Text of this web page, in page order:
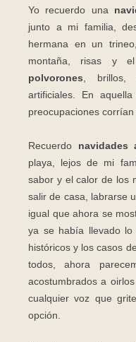
Yo recuerdo una
junto a mi familia,
hermana en un
montaña, risas y
polvorones , brillos,
artificiales. En
preocupaciones
Recuerdo navidades
playa, lejos de mi
sabor y el calor de los
salir de casa, labrarse
igual que ahora se
ya se había llevado lo
históricos y los casos
todos, ahora
acostumbrados a
cualquier voz que
opción.